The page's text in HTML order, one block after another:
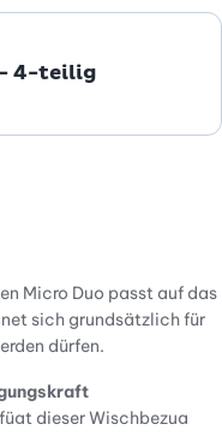
4-teilig
Micro Duo passt auf das
sich grundsätzlich für
dürfen.
dieser Wischbezug